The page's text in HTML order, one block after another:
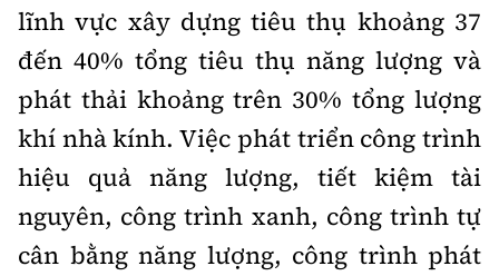
Hotline:
0901 514 799
Quảng cáo và Phát hành:
0915 057 282
Email:
bandoc@baoxaydung.vn
Cấm sao chép dưới mọi hình thức nếu không có sự
chấp thuận bằng văn bản.
lĩnh vực xây dựng tiêu thụ khoảng 37
đến 40% tổng tiêu thụ năng lượng và
phát thải khoảng trên 30% tổng lượng
khí nhà kính. Việc phát triển công trình
hiệu quả năng lượng, tiết kiệm tài
nguyên, công trình xanh, công trình tự
cân bằng năng lượng, công trình phát